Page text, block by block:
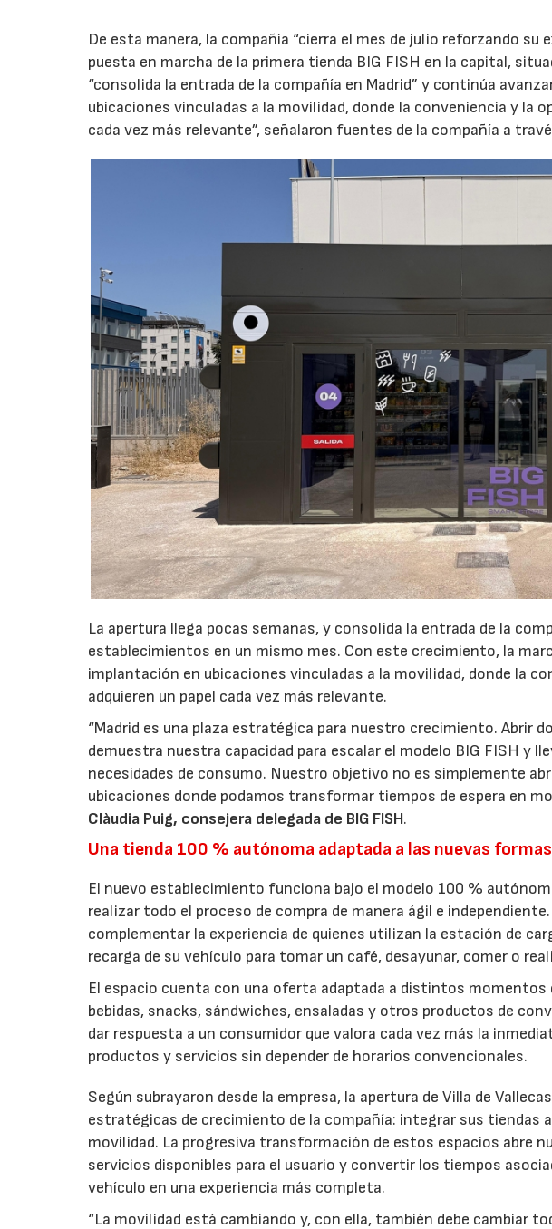
De esta manera, la compañía “cierra el mes de julio reforzando su
puesta en marcha de la primera tienda BIG FISH en la capital,
“consolida la entrada de la compañía en Madrid” y continúa
ubicaciones vinculadas a la movilidad, donde la conveniencia y la
cada vez más relevante”, señalaron fuentes de la compañía a
La apertura llega pocas semanas, y consolida la entrada de la
establecimientos en un mismo mes. Con este crecimiento, la
implantación en ubicaciones vinculadas a la movilidad, donde la
adquieren un papel cada vez más relevante.
“Madrid es una plaza estratégica para nuestro crecimiento. Abrir
demuestra nuestra capacidad para escalar el modelo BIG FISH y
necesidades de consumo. Nuestro objetivo no es simplemente
ubicaciones donde podamos transformar tiempos de espera en
Clàudia Puig, consejera delegada de BIG FISH.
Una tienda 100 % autónoma adaptada a las nuevas
El nuevo establecimiento funciona bajo el modelo 100 %
realizar todo el proceso de compra de manera ágil e
complementar la experiencia de quienes utilizan la estación de
recarga de su vehículo para tomar un café, desayunar, comer o
El espacio cuenta con una oferta adaptada a distintos momentos
bebidas, snacks, sándwiches, ensaladas y otros productos de
dar respuesta a un consumidor que valora cada vez más la
productos y servicios sin depender de horarios convencionales.
Según subrayaron desde la empresa, la apertura de Villa de
estratégicas de crecimiento de la compañía: integrar sus tiendas
movilidad. La progresiva transformación de estos espacios abre
servicios disponibles para el usuario y convertir los tiempos
vehículo en una experiencia más completa.
“La movilidad está cambiando y, con ella, también debe cambiar